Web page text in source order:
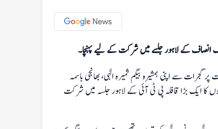
انصاف کے لاہور جلسے میں شرکت کے لیے پہنچا۔
سے اپنی ہمشیرہ بیگم ثمیرہ الٰہی، بھانجی باسمہ
کا ایک بڑا قافلہ پی ٹی آئی کے لاہور جلسہ میں شرکت